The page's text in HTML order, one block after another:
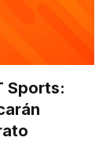
Sports: